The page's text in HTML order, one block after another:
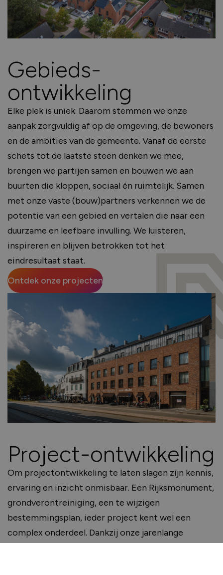
Gebieds-
ontwikkeling
Elke plek is uniek. Daarom stemmen we onze
aanpak zorgvuldig af op de omgeving, de bewoners
en de ambities van de gemeente. Vanaf de eerste
schets tot de laatste steen denken we mee,
brengen we partijen samen en bouwen we aan
buurten die kloppen, sociaal én ruimtelijk. Samen
met onze vaste (bouw)partners verkennen we de
potentie van een gebied en vertalen die naar een
duurzame en leefbare invulling. We luisteren,
inspireren en blijven betrokken tot het
eindresultaat staat.
Ontdek onze projecten
Project-ontwikkeling
Om projectontwikkeling te laten slagen zijn kennis,
ervaring en inzicht onmisbaar. Een Rijksmonument,
grondverontreiniging, een te wijzigen
bestemmingsplan, ieder project kent wel een
complex onderdeel. Dankzij onze jarenlange